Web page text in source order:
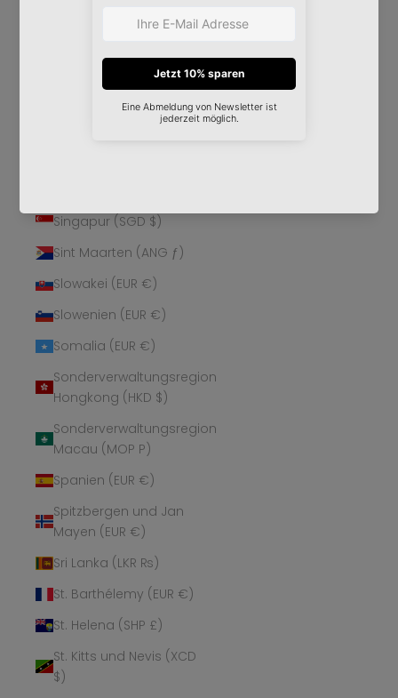
Schweiz (CHF CHF)
Senegal (XOF Fr)
Seychellen (EUR €)
Singapur (SGD $)
Sint Maarten (ANG ƒ)
Slowakei (EUR €)
Slowenien (EUR €)
Somalia (EUR €)
Sonderverwaltungsregion
Hongkong (HKD $)
Sonderverwaltungsregion
Macau (MOP P)
Spanien (EUR €)
Spitzbergen und Jan
Mayen (EUR €)
Sri Lanka (LKR ₨)
St. Barthélemy (EUR €)
St. Helena (SHP £)
St. Kitts und Nevis (XCD
$)